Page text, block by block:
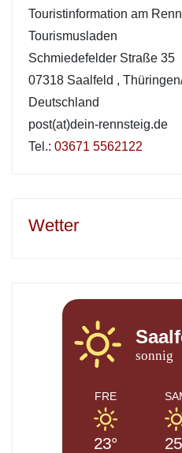
Touristinformation am
Tourismusladen
Schmiedefelder Straße 35
07318 Saalfeld ,
Deutschland
post(at)dein-rennsteig.de
Tel.: 03671 5562122
Wetter
sonnig
FRE
23°